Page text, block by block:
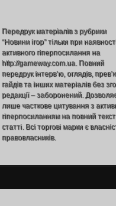
Передрук матеріалів з рубрики
“Новини ігор” тільки при
активного гіперпосилання на
http://gameway.com.ua. Повний
передрук інтерв’ю, оглядів,
гайдів та інших матеріалів без
редакції – заборонений.
лише часткове цитування з
гіперпосиланням на повний текст
статті. Всі торгові марки є
правовласників.